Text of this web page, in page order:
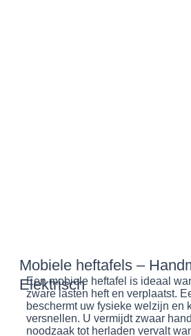
Mobiele heftafels –
Elektrisch
Een mobiele heftafel is ideaal
zware lasten heft en verplaatst.
beschermt uw fysieke welzijn en
versnellen. U vermijdt zwaar
noodzaak tot herladen vervalt